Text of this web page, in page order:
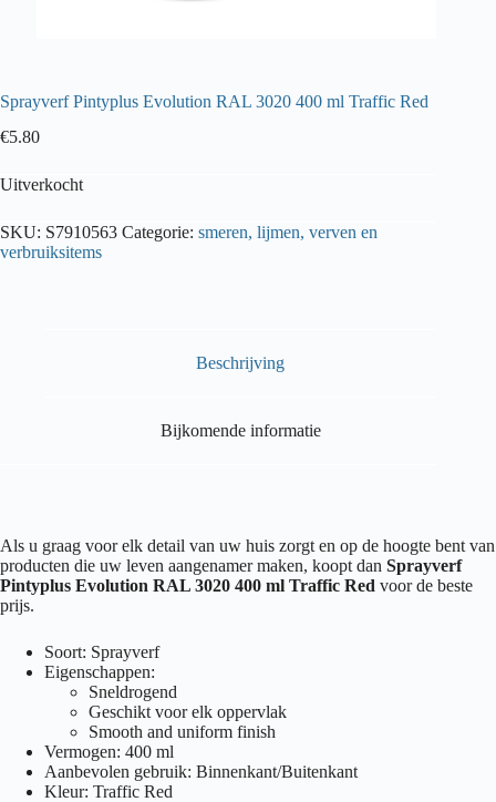
Sprayverf Pintyplus Evolution RAL 3020 400 ml Traffic Red
€5.80
Uitverkocht
SKU: S7910563 Categorie: smeren, lijmen, verven en
verbruiksitems
Beschrijving
Bijkomende informatie
Als u graag voor elk detail van uw huis zorgt en op de hoogte bent van
producten die uw leven aangenamer maken, koopt dan Sprayverf
Pintyplus Evolution RAL 3020 400 ml Traffic Red voor de beste
prijs.
Soort: Sprayverf
Eigenschappen:
Sneldrogend
Geschikt voor elk oppervlak
Smooth and uniform finish
Vermogen: 400 ml
Aanbevolen gebruik: Binnenkant/Buitenkant
Kleur: Traffic Red